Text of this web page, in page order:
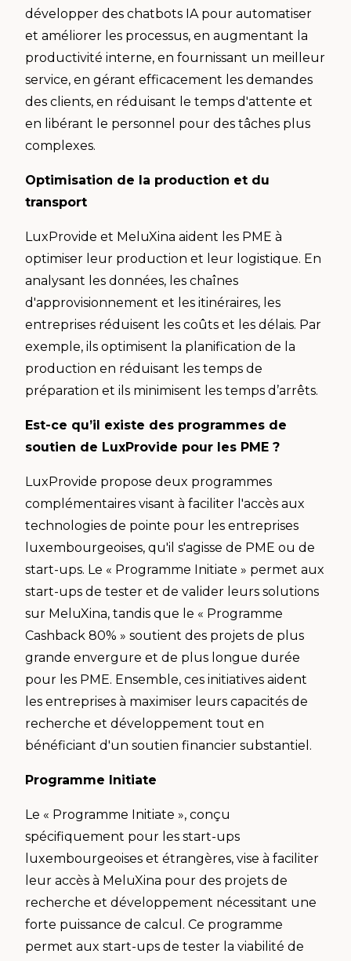
développer des chatbots IA pour automatiser
et améliorer les processus, en augmentant la
productivité interne, en fournissant un meilleur
service, en gérant efficacement les demandes
des clients, en réduisant le temps d'attente et
en libérant le personnel pour des tâches plus
complexes.
Optimisation de la production et du
transport
LuxProvide et MeluXina aident les PME à
optimiser leur production et leur logistique. En
analysant les données, les chaînes
d'approvisionnement et les itinéraires, les
entreprises réduisent les coûts et les délais. Par
exemple, ils optimisent la planification de la
production en réduisant les temps de
préparation et ils minimisent les temps d’arrêts.
Est-ce qu’il existe des programmes de
soutien de LuxProvide pour les PME ?
LuxProvide propose deux programmes
complémentaires visant à faciliter l'accès aux
technologies de pointe pour les entreprises
luxembourgeoises, qu'il s'agisse de PME ou de
start-ups. Le « Programme Initiate » permet aux
start-ups de tester et de valider leurs solutions
sur MeluXina, tandis que le « Programme
Cashback 80% » soutient des projets de plus
grande envergure et de plus longue durée
pour les PME. Ensemble, ces initiatives aident
les entreprises à maximiser leurs capacités de
recherche et développement tout en
bénéficiant d'un soutien financier substantiel.
Programme Initiate
Le « Programme Initiate », conçu
spécifiquement pour les start-ups
luxembourgeoises et étrangères, vise à faciliter
leur accès à MeluXina pour des projets de
recherche et développement nécessitant une
forte puissance de calcul. Ce programme
permet aux start-ups de tester la viabilité de